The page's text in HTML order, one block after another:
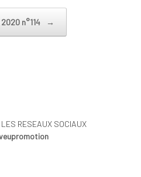
n°114 →
RESEAUX SOCIAUX